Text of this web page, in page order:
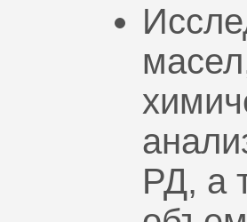
РД, а